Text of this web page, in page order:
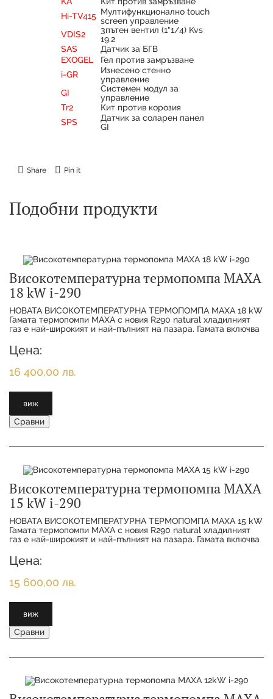
Hi-TV415 Мултифункционално touch
screen управление
VDIS2
3пътен вентил (1"1/4) Kvs
19.2
SAS
Датчик за БГВ
EXOGEL
Гел против замръзване
i-GR
Изнесено стенно
управление
GI
Системен модул за
управление
Tr2
Кит против корозия
SPS
Датчик за соларен панел
GI
Share Pin it
Подобни продукти
Високотемпературна термопомпа MAXA
18 kW i-290
НОВАТА ВИСОКОТЕМПЕРАТУРНА ТЕРМОПОМПА MAXA 18 kW
Гамата термопомпи MAXA с новия R290 natural хладилният
газ е най-широкият и най-пълният на пазара. Гамата включва
Цена:
16 400,00 лв.
виж
Сравни
Високотемпературна термопомпа MAXA
15 kW i-290
НОВАТА ВИСОКОТЕМПЕРАТУРНА ТЕРМОПОМПА MAXA 15 kW
Гамата термопомпи MAXA с новия R290 natural хладилният
газ е най-широкият и най-пълният на пазара. Гамата включва
Цена:
15 600,00 лв.
виж
Сравни